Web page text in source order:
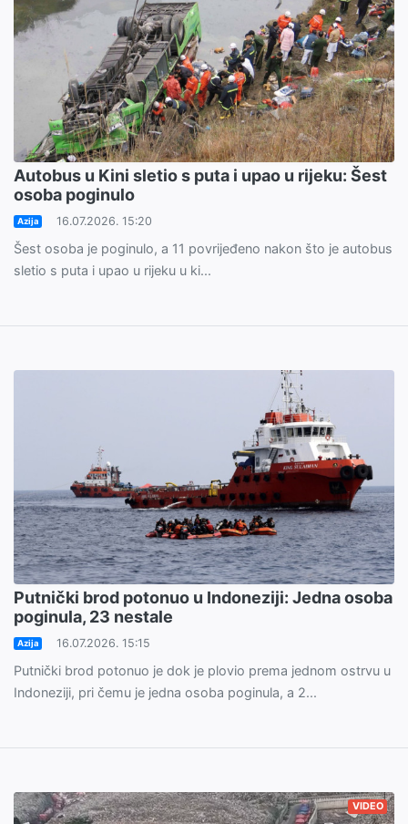
Autobus u Kini sletio s puta i upao u rijeku: Šest
osoba poginulo
Azija 16.07.2026. 15:20
Šest osoba je poginulo, a 11 povrijeđeno nakon što je autobus
sletio s puta i upao u rijeku u ki...
Putnički brod potonuo u Indoneziji: Jedna osoba
poginula, 23 nestale
Azija 16.07.2026. 15:15
Putnički brod potonuo je dok je plovio prema jednom ostrvu u
Indoneziji, pri čemu je jedna osoba poginula, a 2...
VIDEO